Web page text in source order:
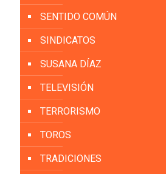
SENTIDO COMÚN
SINDICATOS
SUSANA DÍAZ
TELEVISIÓN
TERRORISMO
TOROS
TRADICIONES